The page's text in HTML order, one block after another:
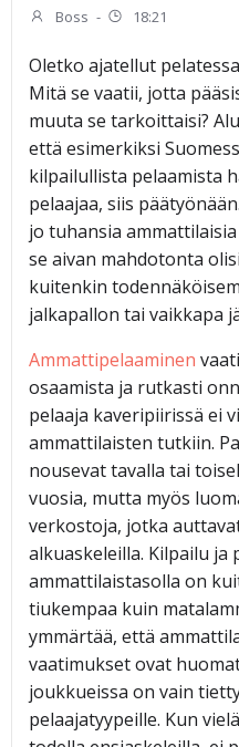
Boss - 18:21
Oletko ajatellut
Mitä se vaatii, jotta
muuta se tarkoittaisi?
että esimerkiksi
kilpailullista pelaamista
pelaajaa, siis
jo tuhansia
se aivan mahdotonta
kuitenkin
jalkapallon tai vaikkapa
Ammattipelaaminen
osaamista ja rutkasti
pelaaja kaveripiirissä ei
ammattilaisten tutkiin.
nousevat tavalla tai
vuosia, mutta myös
verkostoja, jotka
alkuaskeleilla. Kilpailu ja
ammattilaistasolla on
tiukempaa kuin
ymmärtää, että
vaatimukset ovat
joukkueissa on vain
pelaajatyypeille. Kun